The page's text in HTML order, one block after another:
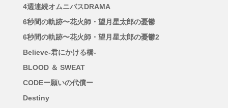
4週連続オムニバスDRAMA
6秒間の軌跡〜花火師・望月星太郎の憂鬱
6秒間の軌跡〜花火師・望月星太郎の憂鬱2
Believe-君にかける橋-
BLOOD ＆ SWEAT
CODEー願いの代償ー
Destiny